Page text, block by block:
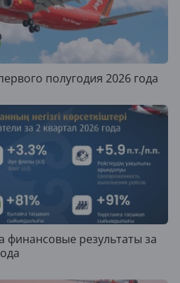
полугодия 2026 года
финансовые результаты за